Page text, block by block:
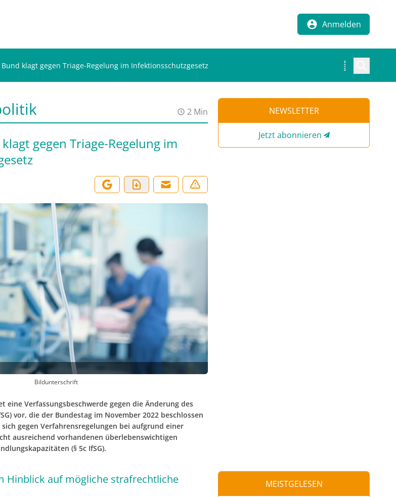
Anmelden
klagt gegen Triage-Regelung im Infektionsschutzgesetz
2 Min
gegen Triage-Regelung im
Bildunterschrift
eine Verfassungsbeschwerde gegen die Änderung des
vor, die der Bundestag im November 2022 beschlossen
gegen Verfahrensregelungen bei aufgrund einer
ausreichend vorhandenen überlebenswichtigen
(§ 5c IfSG).
Hinblick auf mögliche strafrechtliche
NEWSLETTER
Jetzt abonnieren
MEISTGELESEN